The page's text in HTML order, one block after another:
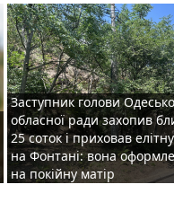
Заступник голови
обласної ради захопив
25 соток і приховав
на Фонтані: вона
на покійну матір